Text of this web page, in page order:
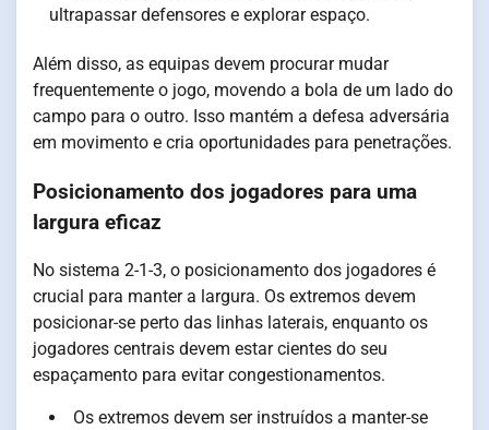
ultrapassar defensores e explorar espaço.
Além disso, as equipas devem procurar mudar
frequentemente o jogo, movendo a bola de um lado do
campo para o outro. Isso mantém a defesa adversária
em movimento e cria oportunidades para penetrações.
Posicionamento dos jogadores para uma
largura eficaz
No sistema 2-1-3, o posicionamento dos jogadores é
crucial para manter a largura. Os extremos devem
posicionar-se perto das linhas laterais, enquanto os
jogadores centrais devem estar cientes do seu
espaçamento para evitar congestionamentos.
Os extremos devem ser instruídos a manter-se